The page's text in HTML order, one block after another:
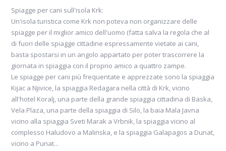
Spiagge per cani sull'isola Krk:
Un'isola turistica come Krk non poteva non organizzare delle
spiagge per il miglior amico dell'uomo (fatta salva la regola che al
di fuori delle spiagge cittadine espressamente vietate ai cani,
basta spostarsi in un angolo appartato per poter trascorrere la
giornata in spiaggia con il proprio amico a quattro zampe.
Le spiagge per cani più frequentate e apprezzate sono la spiaggia
Kijac a Njivice, la spiaggia Redagara nella città di Krk, vicino
all'hotel Koralj, una parte della grande spiaggia cittadina di Baska,
Vela Plaza, una parte della spiaggia di Silo, la baia Mala Javna
vicino alla spiaggia Sveti Marak a Vrbnik, la spiaggia vicino al
complesso Haludovo a Malinska, e la spiaggia Galapagos a Dunat,
vicino a Punat...